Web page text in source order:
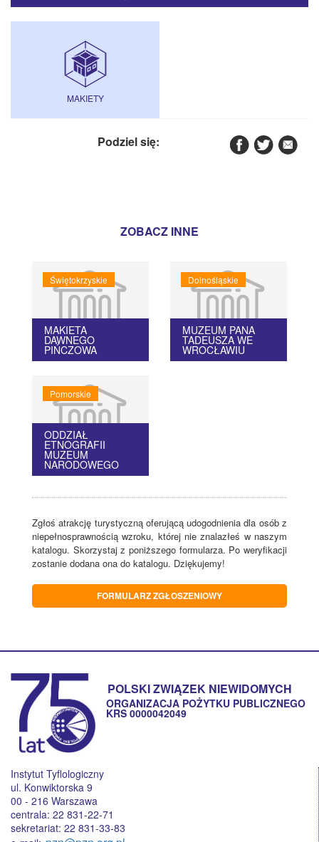
MAKIETY
Podziel się:
ZOBACZ INNE
Świętokrzyskie
MAKIETA
DAWNEGO
PIŃCZOWA
Dolnośląskie
MUZEUM PANA
TADEUSZA WE
WROCŁAWIU
Pomorskie
ODDZIAŁ
ETNOGRAFII
MUZEUM
NARODOWEGO
Zgłoś atrakcję turystyczną oferującą udogodnienia dla osób z
niepełnosprawnością wzroku, której nie znalazłeś w naszym
katalogu. Skorzystaj z poniższego formularza. Po weryfikacji
zostanie dodana ona do katalogu. Dziękujemy!
FORMULARZ ZGŁOSZENIOWY
POLSKI ZWIĄZEK NIEWIDOMYCH
ORGANIZACJA POŻYTKU PUBLICZNEGO
KRS 0000042049
Instytut Tyflologiczny
ul. Konwiktorska 9
00 - 216 Warszawa
centrala: 22 831-22-71
sekretariat: 22 831-33-83